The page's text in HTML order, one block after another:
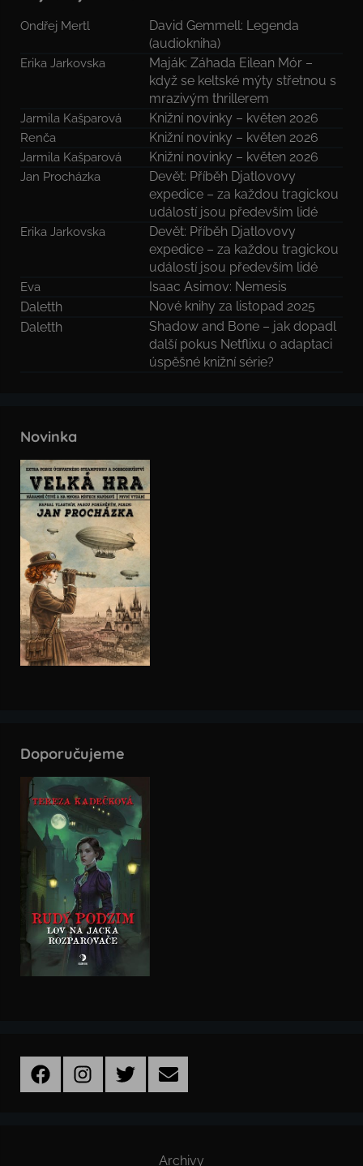
Ondřej Mertl
David Gemmell: Legenda
(audiokniha)
Erika Jarkovska
Maják: Záhada Eilean Mór –
když se keltské mýty střetnou s
mrazivým thrillerem
Jarmila Kašparová Knižní novinky – květen 2026
Renča Knižní novinky – květen 2026
Jarmila Kašparová Knižní novinky – květen 2026
Jan Procházka
Devět: Příběh Djatlovovy
expedice – za každou tragickou
událostí jsou především lidé
Erika Jarkovska
Devět: Příběh Djatlovovy
expedice – za každou tragickou
událostí jsou především lidé
Eva
Isaac Asimov: Nemesis
Daletth
Nové knihy za listopad 2025
Daletth
Shadow and Bone – jak dopadl
další pokus Netflixu o adaptaci
úspěšné knižní série?
Novinka
Doporučujeme
FacebookInstagramTwitter Email
Archivy